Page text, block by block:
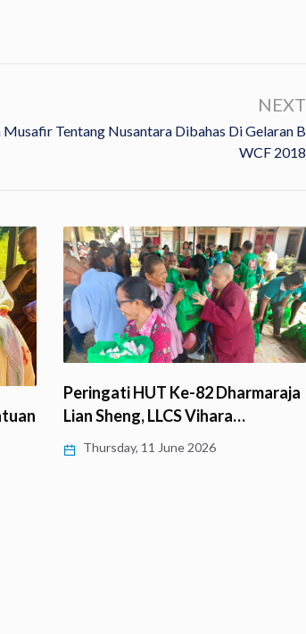
NEXT
Musafir Tentang Nusantara Dibahas Di Gelaran B
WCF 2018
Peringati HUT Ke-82 Dharmaraja
Lian Sheng, LLCS Vihara…
Thursday, 11 June 2026